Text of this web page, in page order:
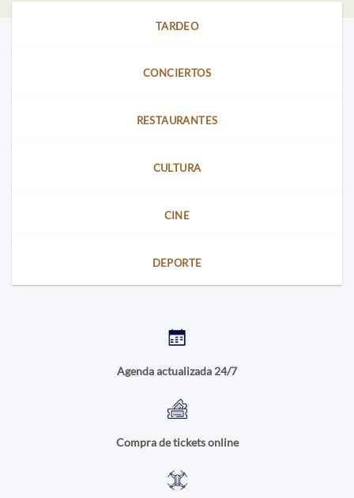
TARDEO
CONCIERTOS
RESTAURANTES
CULTURA
CINE
DEPORTE
Agenda actualizada 24/7
Compra de tickets online